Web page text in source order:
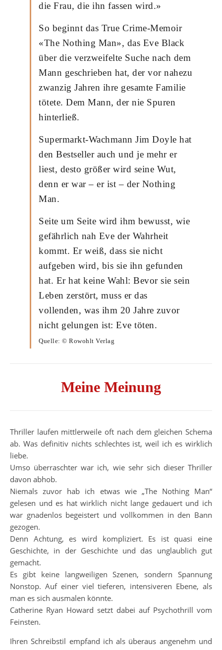
die Frau, die ihn fassen wird.»
So beginnt das True Crime-Memoir
«The Nothing Man», das Eve Black
über die verzweifelte Suche nach dem
Mann geschrieben hat, der vor nahezu
zwanzig Jahren ihre gesamte Familie
tötete. Dem Mann, der nie Spuren
hinterließ.
Supermarkt-Wachmann Jim Doyle hat
den Bestseller auch und je mehr er
liest, desto größer wird seine Wut,
denn er war – er ist – der Nothing
Man.
Seite um Seite wird ihm bewusst, wie
gefährlich nah Eve der Wahrheit
kommt. Er weiß, dass sie nicht
aufgeben wird, bis sie ihn gefunden
hat. Er hat keine Wahl: Bevor sie sein
Leben zerstört, muss er das
vollenden, was ihm 20 Jahre zuvor
nicht gelungen ist: Eve töten.
Quelle: © Rowohlt Verlag
Meine Meinung
Thriller laufen mittlerweile oft nach dem gleichen Schema
ab. Was definitiv nichts schlechtes ist, weil ich es wirklich
liebe.
Umso überraschter war ich, wie sehr sich dieser Thriller
davon abhob.
Niemals zuvor hab ich etwas wie „The Nothing Man“
gelesen und es hat wirklich nicht lange gedauert und ich
war gnadenlos begeistert und vollkommen in den Bann
gezogen.
Denn Achtung, es wird kompliziert. Es ist quasi eine
Geschichte, in der Geschichte und das unglaublich gut
gemacht.
Es gibt keine langweiligen Szenen, sondern Spannung
Nonstop. Auf einer viel tieferen, intensiveren Ebene, als
man es sich ausmalen könnte.
Catherine Ryan Howard setzt dabei auf Psychothrill vom
Feinsten.
Ihren Schreibstil empfand ich als überaus angenehm und